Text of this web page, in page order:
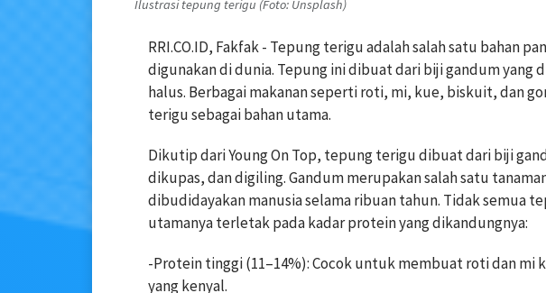
Ilustrasi tepung terigu (Foto: Unsplash)
RRI.CO.ID, Fakfak - Tepung terigu adalah salah satu bahan
digunakan di dunia. Tepung ini dibuat dari biji gandum yang
halus. Berbagai makanan seperti roti, mi, kue, biskuit, dan
terigu sebagai bahan utama.
Dikutip dari Young On Top, tepung terigu dibuat dari biji
dikupas, dan digiling. Gandum merupakan salah satu
dibudidayakan manusia selama ribuan tahun. Tidak semua
utamanya terletak pada kadar protein yang dikandungnya:
-Protein tinggi (11–14%): Cocok untuk membuat roti dan mi
yang kenyal.